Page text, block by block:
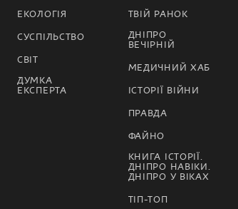
ЕКОЛОГІЯ
СУСПІЛЬСТВО
СВІТ
ДУМКА
ЕКСПЕРТА
ТВІЙ РАНОК
ДНІПРО
ВЕЧІРНІЙ
МЕДИЧНИЙ ХАБ
ІСТОРІЇ ВІЙНИ
ПРАВДА
ФАЙНО
КНИГА ІСТОРІЇ.
ДНІПРО НАВІКИ.
ДНІПРО У ВІКАХ
ТІП-ТОП